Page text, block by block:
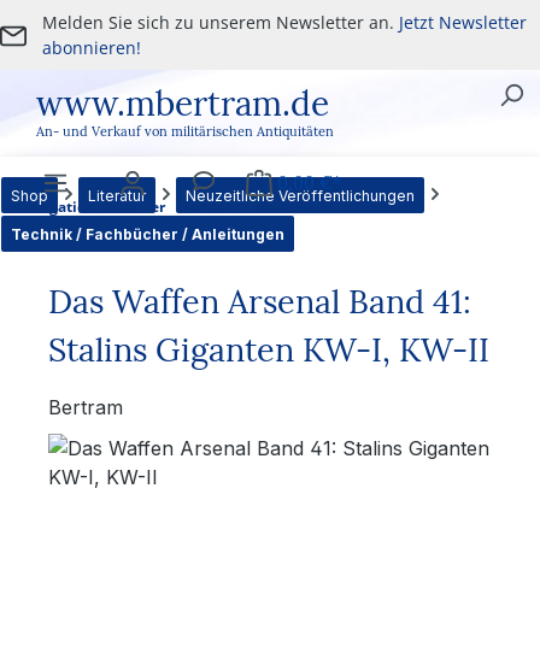
Zum Hauptinhalt springen
Melden Sie sich zu unserem Newsletter an. Jetzt Newsletter
abonnieren!
www.mbertram.de
An- und Verkauf von militärischen Antiquitäten
Navigation Benutzer Service
0,00 €*
Warenkorb
Shop Literatur Neuzeitliche Veröffentlichungen
Technik / Fachbücher / Anleitungen
Das Waffen Arsenal Band 41:
Stalins Giganten KW-I, KW-II
Bertram
Bildergalerie überspringen